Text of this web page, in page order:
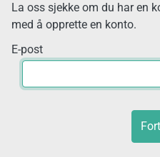
La oss sjekke om du har en
med å opprette en konto.
E-post